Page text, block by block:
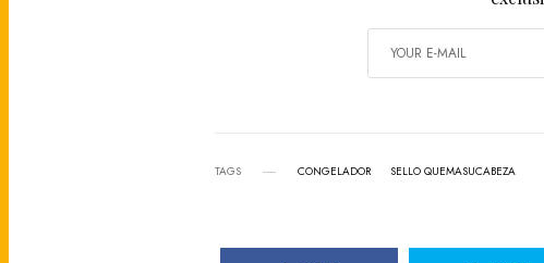
TAGS CONGELADOR SELLO QUEMASUCABEZA